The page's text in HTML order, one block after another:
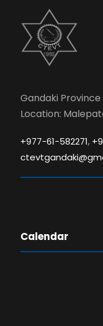
Gandaki
Location:
+977-61-582271,
Calendar